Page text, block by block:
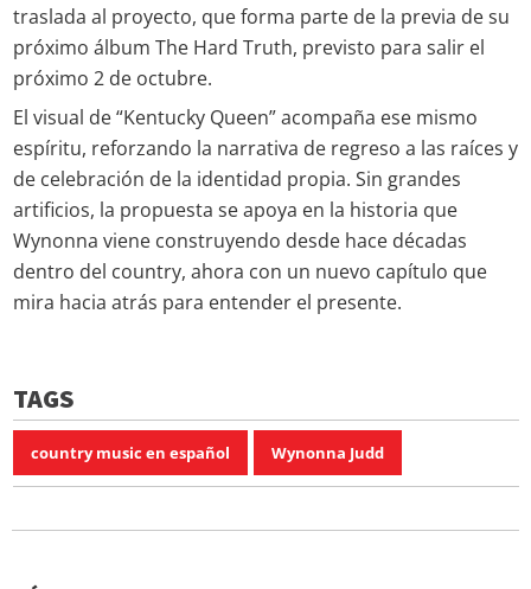
traslada al proyecto, que forma parte de la previa de su
próximo álbum The Hard Truth, previsto para salir el
próximo 2 de octubre.
El visual de “Kentucky Queen” acompaña ese mismo
espíritu, reforzando la narrativa de regreso a las raíces y
de celebración de la identidad propia. Sin grandes
artificios, la propuesta se apoya en la historia que
Wynonna viene construyendo desde hace décadas
dentro del country, ahora con un nuevo capítulo que
mira hacia atrás para entender el presente.
TAGS
country music en español Wynonna Judd